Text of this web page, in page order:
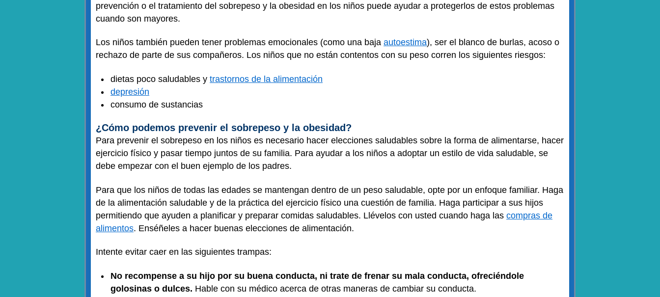
prevención o el tratamiento del sobrepeso y la obesidad en los niños puede ayudar a protegerlos de estos problemas
cuando son mayores.
Los niños también pueden tener problemas emocionales (como una baja autoestima), ser el blanco de burlas, acoso o
rechazo de parte de sus compañeros. Los niños que no están contentos con su peso corren los siguientes riesgos:
dietas poco saludables y trastornos de la alimentación
depresión
consumo de sustancias
¿Cómo podemos prevenir el sobrepeso y la obesidad?
Para prevenir el sobrepeso en los niños es necesario hacer elecciones saludables sobre la forma de alimentarse, hacer
ejercicio físico y pasar tiempo juntos de su familia. Para ayudar a los niños a adoptar un estilo de vida saludable, se
debe empezar con el buen ejemplo de los padres.
Para que los niños de todas las edades se mantengan dentro de un peso saludable, opte por un enfoque familiar. Haga
de la alimentación saludable y de la práctica del ejercicio físico una cuestión de familia. Haga participar a sus hijos
permitiendo que ayuden a planificar y preparar comidas saludables. Llévelos con usted cuando haga las compras de
alimentos. Enséñeles a hacer buenas elecciones de alimentación.
Intente evitar caer en las siguientes trampas:
No recompense a su hijo por su buena conducta, ni trate de frenar su mala conducta, ofreciéndole
golosinas o dulces. Hable con su médico acerca de otras maneras de cambiar su conducta.